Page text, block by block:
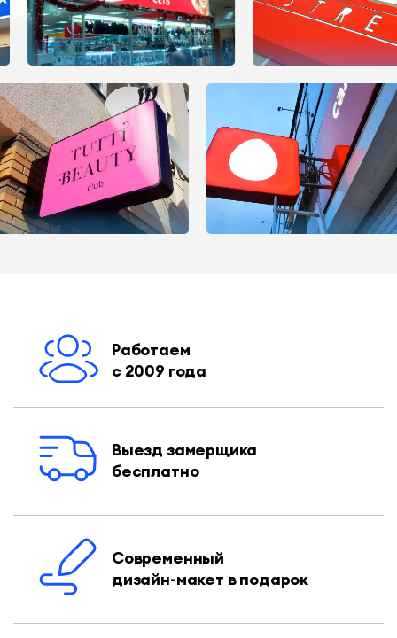
Работаем
с 2009 года
Выезд замерщика
бесплатно
Современный
дизайн-макет в подарок